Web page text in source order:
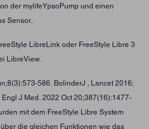
der mylifeYpsoPump und einen
Sensor.
LibreLink oder FreeStyle Libre 3
LibreView.
586. BolinderJ , Lancet 2016;
J Med. 2022 Oct 20;387(16):1477-
mit dem FreeStyle Libre System
die gleichen Funktionen wie das